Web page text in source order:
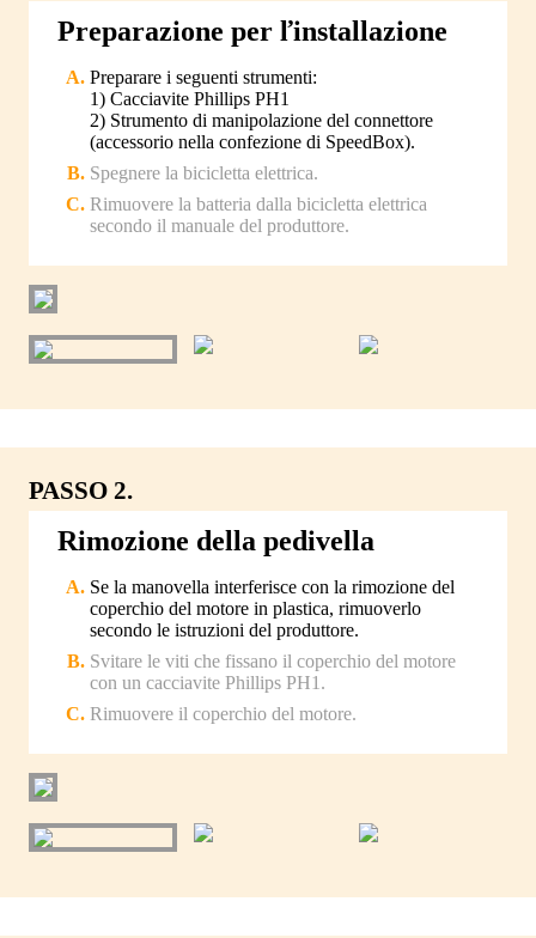
Preparazione per ľinstallazione
Preparare i seguenti strumenti:
1) Cacciavite Phillips PH1
2) Strumento di manipolazione del connettore
(accessorio nella confezione di SpeedBox).
Spegnere la bicicletta elettrica.
Rimuovere la batteria dalla bicicletta elettrica
secondo il manuale del produttore.
PASSO 2.
Rimozione della pedivella
Se la manovella interferisce con la rimozione del
coperchio del motore in plastica, rimuoverlo
secondo le istruzioni del produttore.
Svitare le viti che fissano il coperchio del motore
con un cacciavite Phillips PH1.
Rimuovere il coperchio del motore.